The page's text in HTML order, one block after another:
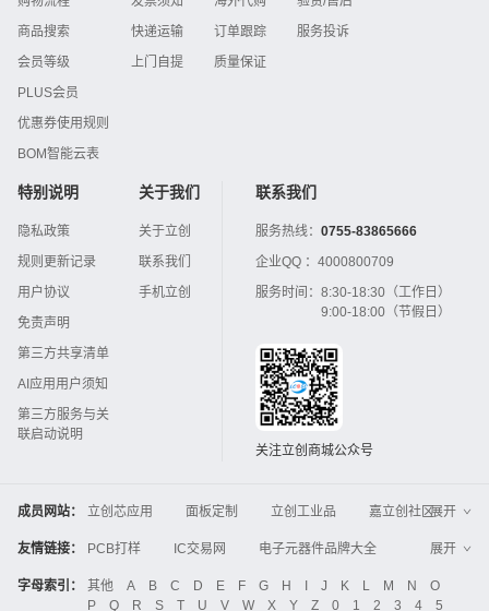
商品搜索
会员等级
PLUS会员
优惠券使用规则
BOM智能云表
快递运输
上门自提
订单跟踪
质量保证
服务投诉
特别说明
隐私政策
规则更新记录
用户协议
免责声明
第三方共享清单
AI应用用户须知
第三方服务与关
联启动说明
关于我们
关于立创
联系我们
手机立创
联系我们
服务热线： 0755-83865666
企业QQ ： 4000800709
服务时间： 8:30-18:30（工作日）
9:00-18:00（节假日）
关注立创商城公众号
成员网站： 立创芯应用 面板定制 立创工业品
嘉立创社区
3D打印
嘉立创FPC 嘉立创PCB
嘉立创FA
Global Website LCSC
ZXHPCB
展开
友情链接： PCB打样 IC交易网
电子元器件品牌大全
中国IC网
智能电网 机电设备
电子工程网
展开
字母索引： 其他 A B C D E F G H I J K L M N
O
P
Q R S T U V W X Y Z 0 1 2 3 4 5